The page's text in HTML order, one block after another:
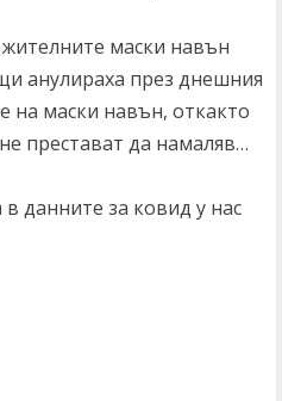
маски навън
анулираха през днешния
на маски навън, откакто
престават да намаляв…
данните за ковид у нас